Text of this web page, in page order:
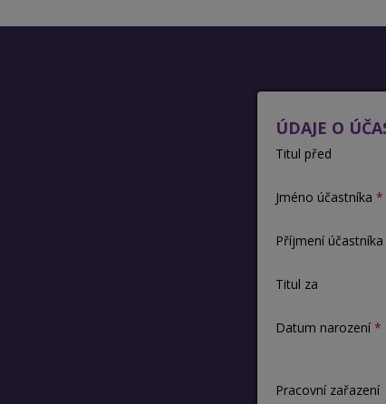
ÚDAJE O
Titul před
Jméno účastníka
Příjmení účastníka
Titul za
Datum narození
Pracovní zařazení